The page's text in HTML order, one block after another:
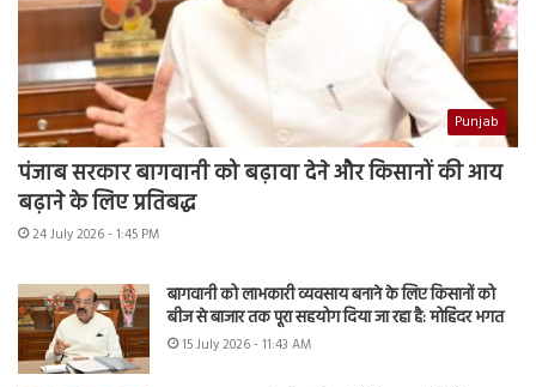
Punjab
पंजाब सरकार बागवानी को बढ़ावा देने और किसानों की आय
बढ़ाने के लिए प्रतिबद्ध
24 July 2026 - 1:45 PM
बागवानी को लाभकारी व्यवसाय बनाने के लिए किसानों को
बीज से बाजार तक पूरा सहयोग दिया जा रहा है: मोहिंदर भगत
15 July 2026 - 11:43 AM